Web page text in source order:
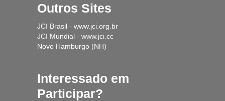
Outros Sites
JCI Brasil - www.jci.org.br
JCI Mundial - www.jci.cc
Novo Hamburgo (NH)
Interessado em
Participar?